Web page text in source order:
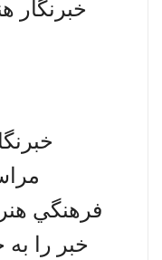
خبرنگار
فرهنگي
خبر را به